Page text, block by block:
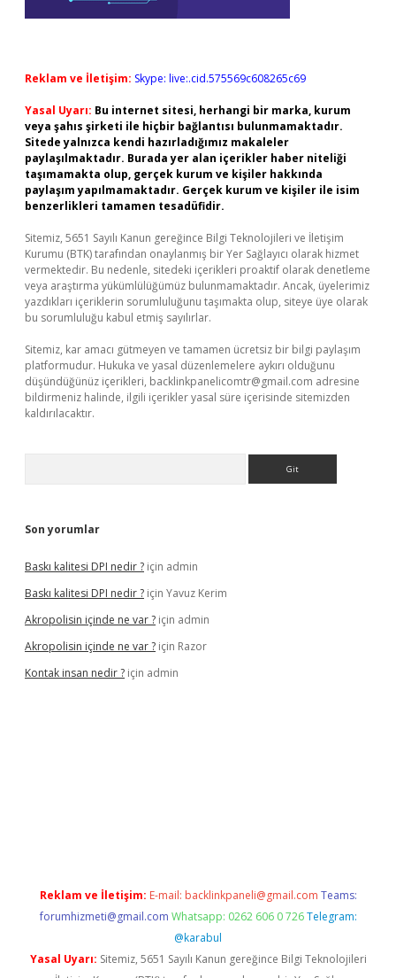
Reklam ve İletişim: Skype: live:.cid.575569c608265c69
Yasal Uyarı: Bu internet sitesi, herhangi bir marka, kurum
veya şahıs şirketi ile hiçbir bağlantısı bulunmamaktadır.
Sitede yalnızca kendi hazırladığımız makaleler
paylaşılmaktadır. Burada yer alan içerikler haber niteliği
taşımamakta olup, gerçek kurum ve kişiler hakkında
paylaşım yapılmamaktadır. Gerçek kurum ve kişiler ile isim
benzerlikleri tamamen tesadüfidir.
Sitemiz, 5651 Sayılı Kanun gereğince Bilgi Teknolojileri ve İletişim
Kurumu (BTK) tarafından onaylanmış bir Yer Sağlayıcı olarak hizmet
vermektedir. Bu nedenle, sitedeki içerikleri proaktif olarak denetleme
veya araştırma yükümlülüğümüz bulunmamaktadır. Ancak, üyelerimiz
yazdıkları içeriklerin sorumluluğunu taşımakta olup, siteye üye olarak
bu sorumluluğu kabul etmiş sayılırlar.
Sitemiz, kar amacı gütmeyen ve tamamen ücretsiz bir bilgi paylaşım
platformudur. Hukuka ve yasal düzenlemelere aykırı olduğunu
düşündüğünüz içerikleri, backlinkpanelicomtr@gmail.com adresine
bildirmeniz halinde, ilgili içerikler yasal süre içerisinde sitemizden
kaldırılacaktır.
Son yorumlar
Baskı kalitesi DPI nedir ? için admin
Baskı kalitesi DPI nedir ? için Yavuz Kerim
Akropolisin içinde ne var ? için admin
Akropolisin içinde ne var ? için Razor
Kontak insan nedir ? için admin
Reklam ve İletişim: E-mail: backlinkpaneli@gmail.com Teams:
forumhizmeti@gmail.com Whatsapp: 0262 606 0 726 Telegram:
@karabul
Yasal Uyarı: Sitemiz, 5651 Sayılı Kanun gereğince Bilgi Teknolojileri